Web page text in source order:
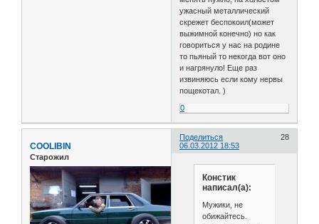
ужасный металлический
скрежет беспокоил(может
выжимной конечно) но как
говориться у нас на родине
то пьяный то некогда вот оно
и нагрянуло! Еще раз
извиняюсь если кому нервы
пощекотал. )
0
Поделиться
28
06.03.2012 18:53
COOLIBIN
Старожил
Констик
написал(а):
Мужики, не
обижайтесь.